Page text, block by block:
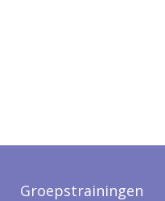
Groepstrainingen